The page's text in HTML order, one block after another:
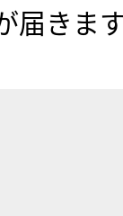
届きま